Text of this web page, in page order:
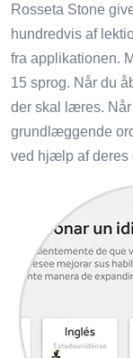
Rosseta Stone
hundredvis af
fra applikationen.
15 sprog. Når du
der skal læres.
grundlæggende
ved hjælp af deres